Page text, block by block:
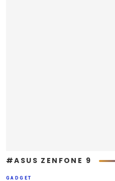
#ASUS ZENFONE 9
GADGET